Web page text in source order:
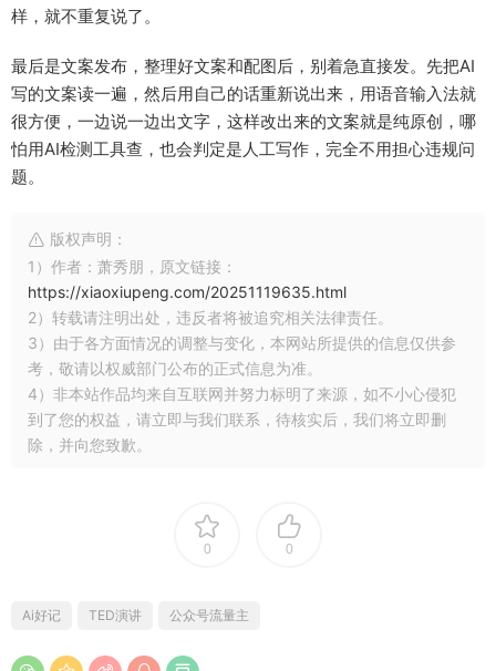
样，就不重复说了。
最后是文案发布，整理好文案和配图后，别着急直接发。先把AI
写的文案读一遍，然后用自己的话重新说出来，用语音输入法就
很方便，一边说一边出文字，这样改出来的文案就是纯原创，哪
怕用AI检测工具查，也会判定是人工写作，完全不用担心违规问
题。
版权声明：
1）作者：萧秀朋，原文链接：
https://xiaoxiupeng.com/20251119635.html
2）转载请注明出处，违反者将被追究相关法律责任。
3）由于各方面情况的调整与变化，本网站所提供的信息仅供参
考，敬请以权威部门公布的正式信息为准。
4）非本站作品均来自互联网并努力标明了来源，如不小心侵犯
到了您的权益，请立即与我们联系，待核实后，我们将立即删
除，并向您致歉。
0 0
Ai好记 TED演讲 公众号流量主